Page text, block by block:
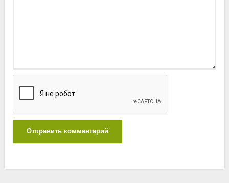
Отправить комментарий